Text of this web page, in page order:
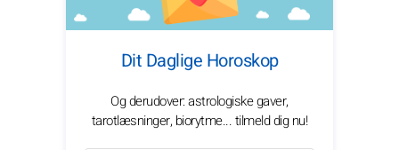
Dit Daglige Horoskop
Og derudover: astrologiske gaver,
tarotlæsninger, biorytme... tilmeld dig nu!